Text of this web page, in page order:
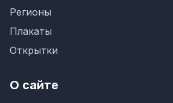
Регионы
Плакаты
Открытки
О сайте